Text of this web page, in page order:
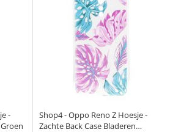
-
Shop4 - Oppo Reno Z Hoesje -
Zachte Back Case Bladeren